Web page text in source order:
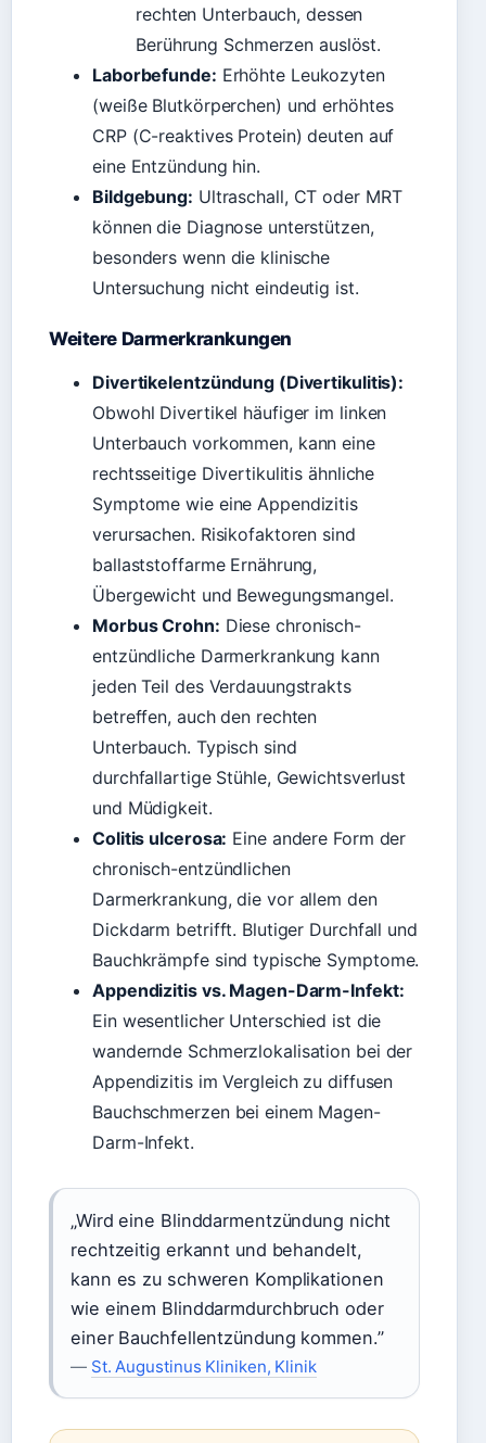
rechten Unterbauch, dessen
Berührung Schmerzen auslöst.
Laborbefunde: Erhöhte Leukozyten
(weiße Blutkörperchen) und erhöhtes
CRP (C-reaktives Protein) deuten auf
eine Entzündung hin.
Bildgebung: Ultraschall, CT oder MRT
können die Diagnose unterstützen,
besonders wenn die klinische
Untersuchung nicht eindeutig ist.
Weitere Darmerkrankungen
Divertikelentzündung (Divertikulitis):
Obwohl Divertikel häufiger im linken
Unterbauch vorkommen, kann eine
rechtsseitige Divertikulitis ähnliche
Symptome wie eine Appendizitis
verursachen. Risikofaktoren sind
ballaststoffarme Ernährung,
Übergewicht und Bewegungsmangel.
Morbus Crohn: Diese chronisch-
entzündliche Darmerkrankung kann
jeden Teil des Verdauungstrakts
betreffen, auch den rechten
Unterbauch. Typisch sind
durchfallartige Stühle, Gewichtsverlust
und Müdigkeit.
Colitis ulcerosa: Eine andere Form der
chronisch-entzündlichen
Darmerkrankung, die vor allem den
Dickdarm betrifft. Blutiger Durchfall und
Bauchkrämpfe sind typische Symptome.
Appendizitis vs. Magen-Darm-Infekt:
Ein wesentlicher Unterschied ist die
wandernde Schmerzlokalisation bei der
Appendizitis im Vergleich zu diffusen
Bauchschmerzen bei einem Magen-
Darm-Infekt.
„Wird eine Blinddarmentzündung nicht
rechtzeitig erkannt und behandelt,
kann es zu schweren Komplikationen
wie einem Blinddarmdurchbruch oder
einer Bauchfellentzündung kommen.”
— St. Augustinus Kliniken, Klinik